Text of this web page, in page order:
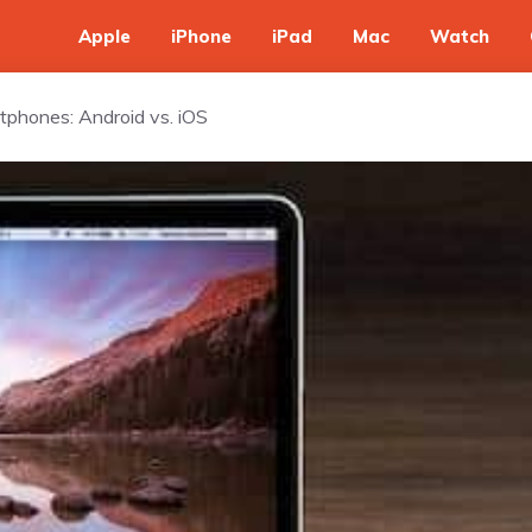
Apple iPhone iPad Mac Watch
Android vs. iOS